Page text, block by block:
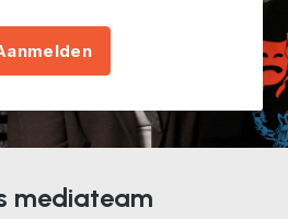
mediateam